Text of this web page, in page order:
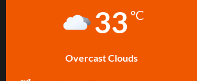
33 °C
Overcast Clouds